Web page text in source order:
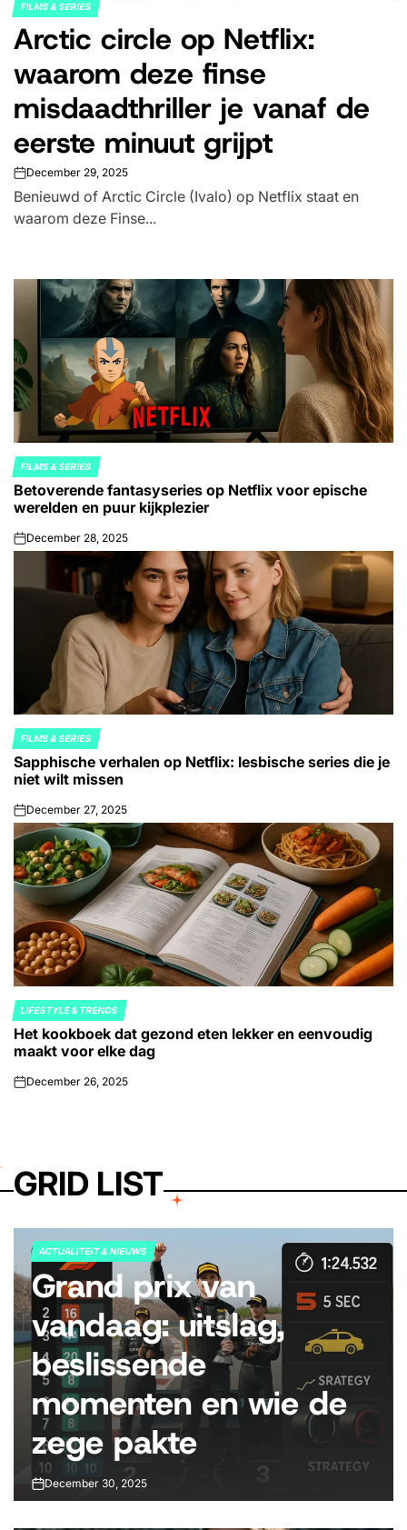
POSTED
IN
FILMS & SERIES
Arctic circle op Netflix:
waarom deze finse
misdaadthriller je vanaf de
eerste minuut grijpt
onDecember 29, 2025
Benieuwd of Arctic Circle (Ivalo) op Netflix staat en
waarom deze Finse...
POSTED
IN
FILMS & SERIES
Betoverende fantasyseries op Netflix voor epische
werelden en puur kijkplezier
onDecember 28, 2025
POSTED
IN
FILMS & SERIES
Sapphische verhalen op Netflix: lesbische series die je
niet wilt missen
onDecember 27, 2025
POSTED
IN
LIFESTYLE & TRENDS
Het kookboek dat gezond eten lekker en eenvoudig
maakt voor elke dag
onDecember 26, 2025
GRID LIST
POSTED
IN
ACTUALITEIT & NIEUWS
Grand prix van
vandaag: uitslag,
beslissende
momenten en wie de
zege pakte
onDecember 30, 2025